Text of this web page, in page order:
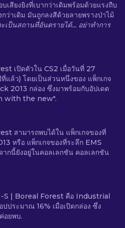
เสียงยิงที่เบากว่าเดิมพร้อมด้วยแรงถีบ
ว่าเดิม มันถูกลงสีด้วยลายพรางป่าไม้
เป็นสถานที่อันตรายได้... อย่าทำการ
เปิดตัวใน CS2 เมื่อวันที่ 27
แล้ว) โดยเป็นส่วนหนึ่งของ แพ็กเกจ
2013 กล่อง ซึ่งมาพร้อมกับอัปเดต
with the new".
สามารถพบได้ใน แพ็กเกจของที่
หรือ แพ็กเกจของที่ระลึก EMS
กนี้ยังอยู่ในคอลเลกชัน คอลเลกชัน
S | Boreal Forest คือ Industrial
ประมาณ 16% เมื่อเปิดกล่อง ซึ่ง
อยพบ.